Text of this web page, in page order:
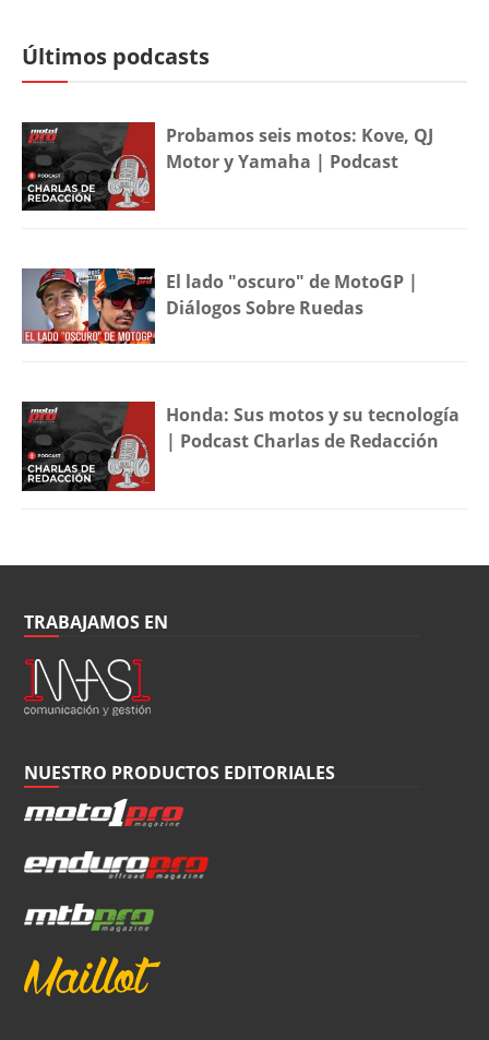
Últimos podcasts
Probamos seis motos: Kove, QJ
Motor y Yamaha | Podcast
El lado "oscuro" de MotoGP |
Diálogos Sobre Ruedas
Honda: Sus motos y su tecnología
| Podcast Charlas de Redacción
TRABAJAMOS EN
NUESTRO PRODUCTOS EDITORIALES